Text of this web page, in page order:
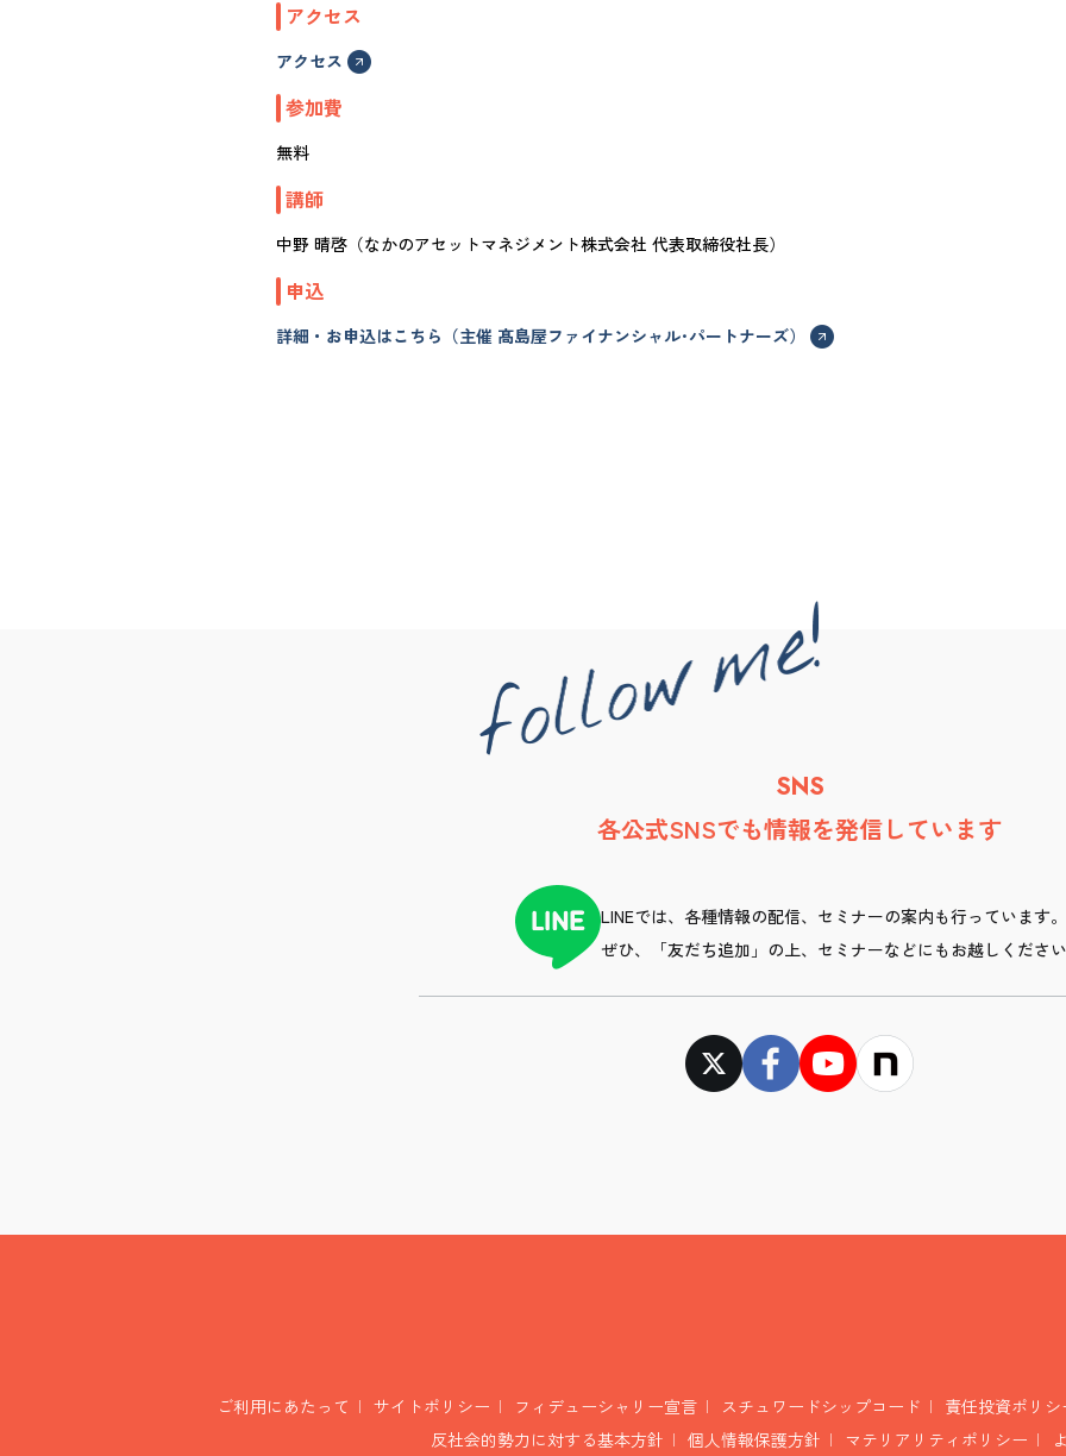
アクセス
アクセス
参加費
無料
講師
中野 晴啓（なかのアセットマネジメント株式会社 代表取締役社長）
申込
詳細・お申込はこちら（主催 髙島屋ファイナンシャル･パートナーズ）
SNS
各公式SNSでも情報を発信しています
LINEでは、各種情報の配信、セミナーの案内も行っています。
ぜひ、「友だち追加」の上、セミナーなどにもお越しくださ
ご利用にあたって サイトポリシー フィデューシャリー宣言 スチュワードシップコード
責任投資ポリシ
反社会的勢力に対する基本方針
個人情報保護方針 マテリアリティポリシー